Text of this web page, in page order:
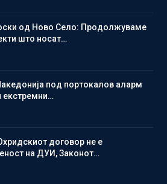
од Ново Село: Продолжуваме
што носат…
под портокалов аларм
екстремни…
договор не е
на ДУИ, Законот…